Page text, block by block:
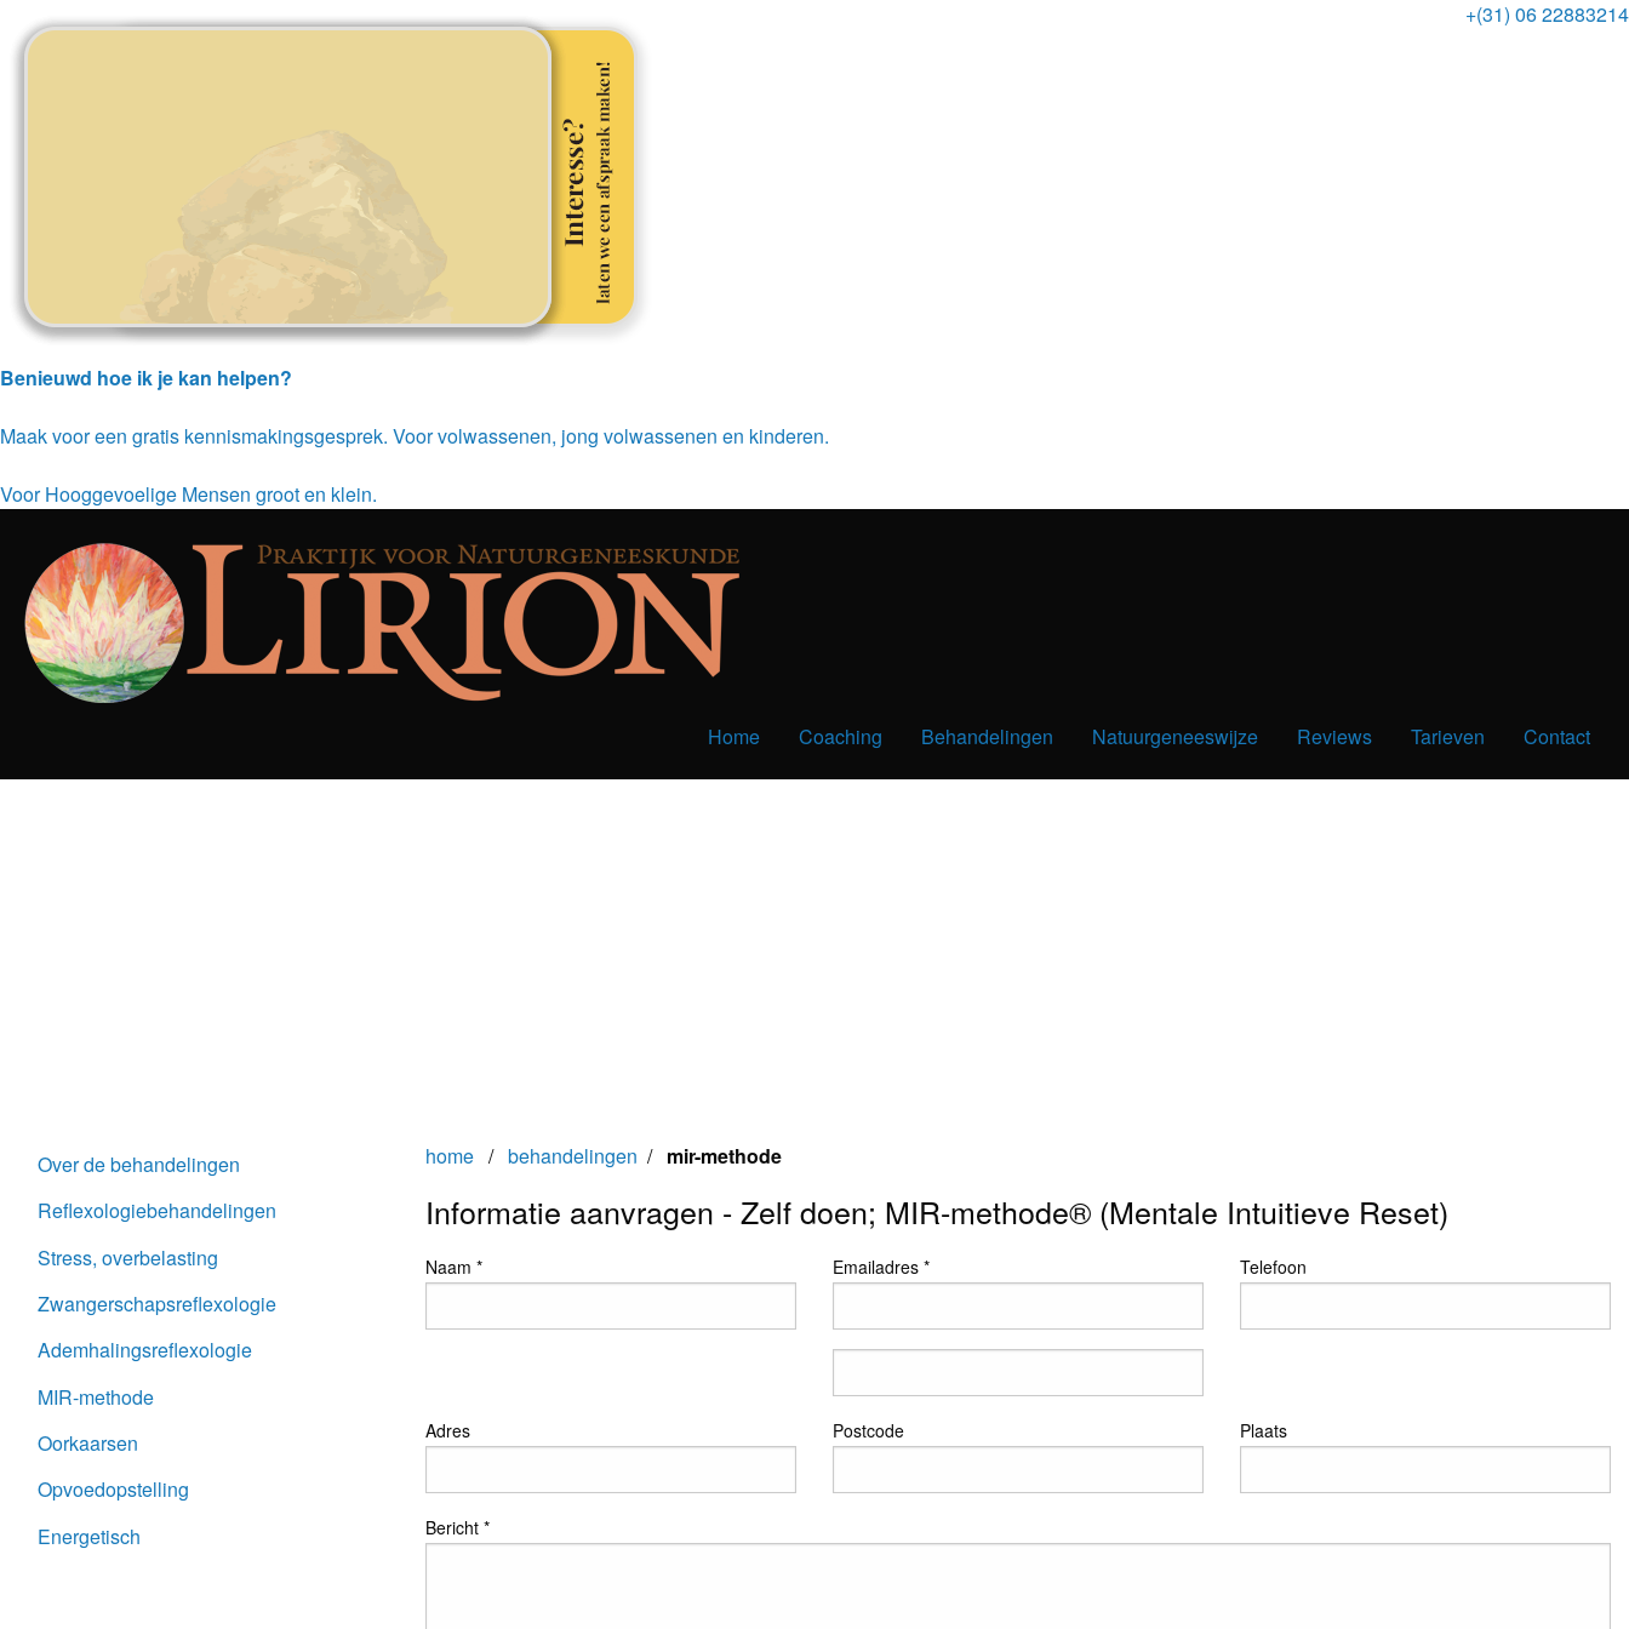
+(31) 06 22883214
Benieuwd hoe ik je kan helpen?
Maak voor een gratis kennismakingsgesprek. Voor volwassenen, jong volwassenen en kinderen.
Voor Hooggevoelige Mensen groot en klein.
Home Coaching Behandelingen Natuurgeneeswijze Reviews Tarieven Contact
Over de behandelingen
Reflexologiebehandelingen
Stress, overbelasting
Zwangerschapsreflexologie
Ademhalingsreflexologie
MIR-methode
Oorkaarsen
Opvoedopstelling
Energetisch
home / behandelingen / mir-methode
Informatie aanvragen - Zelf doen; MIR-methode® (Mentale Intuitieve Reset)
Naam * Emailadres * Telefoon
Adres Postcode Plaats
Bericht *